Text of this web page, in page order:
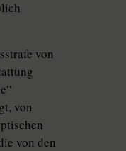
von
von
von den